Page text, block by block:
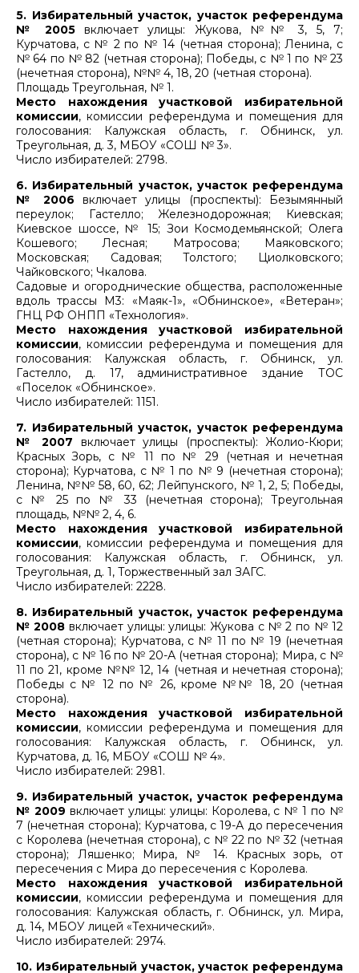
5. Избирательный участок, участок референдума
№ 2005включает улицы: Жукова, №№ 3, 5, 7;
Курчатова, с № 2 по № 14 (четная сторона); Ленина, с
№ 64 по № 82 (четная сторона); Победы, с № 1 по № 23
(нечетная сторона), №№ 4, 18, 20 (четная сторона).
Площадь Треугольная, № 1.
Место нахождения участковой избирательной
комиссии, комиссии референдума и помещения для
голосования: Калужская область, г. Обнинск, ул.
Треугольная, д. 3, МБОУ «СОШ № 3».
Число избирателей: 2798.
6. Избирательный участок, участок референдума
№ 2006 включает улицы (проспекты): Безымянный
переулок; Гастелло; Железнодорожная; Киевская;
Киевское шоссе, № 15; Зои Космодемьянской; Олега
Кошевого; Лесная; Матросова; Маяковского;
Московская; Садовая; Толстого; Циолковского;
Чайковского; Чкалова.
Садовые и огороднические общества, расположенные
вдоль трассы М3: «Маяк-1», «Обнинское», «Ветеран»;
ГНЦ РФ ОНПП «Технология».
Место нахождения участковой избирательной
комиссии, комиссии референдума и помещения для
голосования: Калужская область, г. Обнинск, ул.
Гастелло, д. 17, административное здание ТОС
«Поселок «Обнинское».
Число избирателей: 1151.
7. Избирательный участок, участок референдума
№ 2007 включает улицы (проспекты): Жолио-Кюри;
Красных Зорь, с № 11 по № 29 (четная и нечетная
сторона); Курчатова, с № 1 по № 9 (нечетная сторона);
Ленина, №№ 58, 60, 62; Лейпунского, № 1, 2, 5; Победы,
с № 25 по № 33 (нечетная сторона); Треугольная
площадь, №№ 2, 4, 6.
Место нахождения участковой избирательной
комиссии, комиссии референдума и помещения для
голосования: Калужская область, г. Обнинск, ул.
Треугольная, д. 1, Торжественный зал ЗАГС.
Число избирателей: 2228.
8. Избирательный участок, участок референдума
№ 2008 включает улицы: улицы: Жукова с № 2 по № 12
(четная сторона); Курчатова, с № 11 по № 19 (нечетная
сторона), с № 16 по № 20-А (четная сторона); Мира, с №
11 по 21, кроме №№ 12, 14 (четная и нечетная сторона);
Победы с № 12 по № 26, кроме №№ 18, 20 (четная
сторона).
Место нахождения участковой избирательной
комиссии, комиссии референдума и помещения для
голосования: Калужская область, г. Обнинск, ул.
Курчатова, д. 16, МБОУ «СОШ № 4».
Число избирателей: 2981.
9. Избирательный участок, участок референдума
№ 2009 включает улицы: улицы: Королева, с № 1 по №
7 (нечетная сторона); Курчатова, с 19-А до пересечения
с Королева (нечетная сторона), с № 22 по № 32 (четная
сторона); Ляшенко; Мира, № 14. Красных зорь, от
пересечения с Мира до пересечения с Королева.
Место нахождения участковой избирательной
комиссии, комиссии референдума и помещения для
голосования: Калужская область, г. Обнинск, ул. Мира,
д. 14, МБОУ лицей «Технический».
Число избирателей: 2974.
10. Избирательный участок, участок референдума